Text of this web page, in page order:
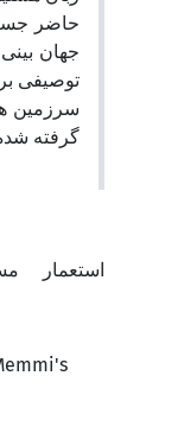
حاضر
جهان
توصیفی
سرزمین
گرفته
استعمار